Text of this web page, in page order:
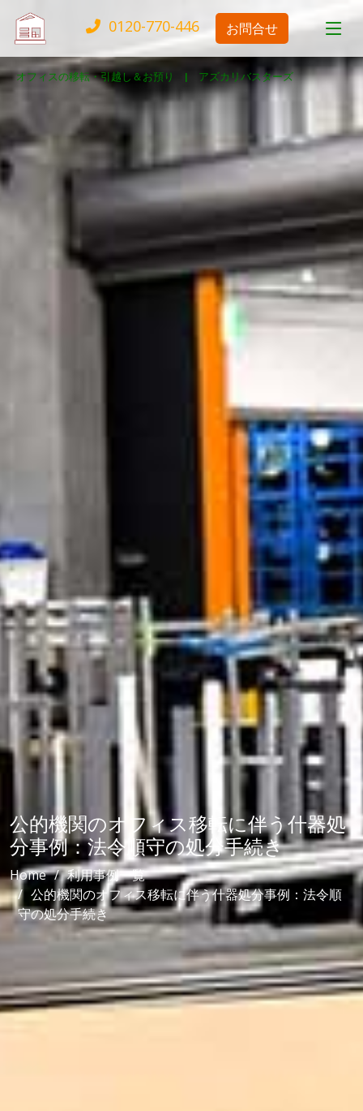
0120-770-446 お問合せ
オフィスの移転・引越し＆お預り | アズカリバスターズ
公的機関のオフィス移転に伴う什器処
分事例：法令順守の処分手続き
Home
利用事例一覧
公的機関のオフィス移転に伴う什器処分事例：法令順
守の処分手続き